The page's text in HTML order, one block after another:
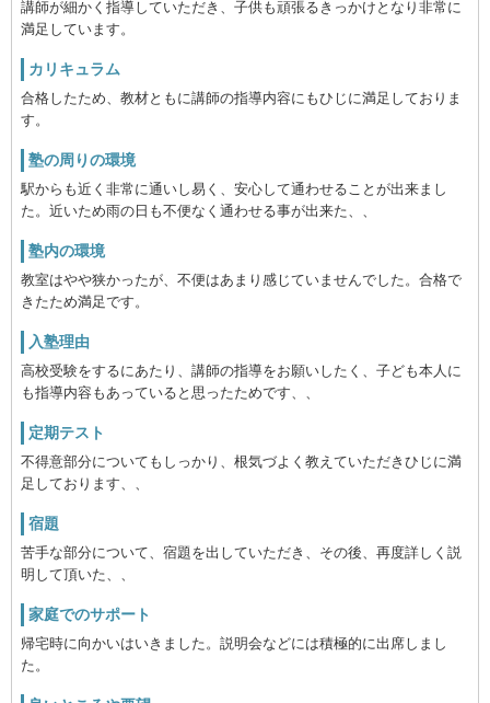
講師が細かく指導していただき、子供も頑張るきっかけとなり非常に
満足しています。
カリキュラム
合格したため、教材ともに講師の指導内容にもひじに満足しておりま
す。
塾の周りの環境
駅からも近く非常に通いし易く、安心して通わせることが出来まし
た。近いため雨の日も不便なく通わせる事が出来た、、
塾内の環境
教室はやや狭かったが、不便はあまり感じていませんでした。合格で
きたため満足です。
入塾理由
高校受験をするにあたり、講師の指導をお願いしたく、子ども本人に
も指導内容もあっていると思ったためです、、
定期テスト
不得意部分についてもしっかり、根気づよく教えていただきひじに満
足しております、、
宿題
苦手な部分について、宿題を出していただき、その後、再度詳しく説
明して頂いた、、
家庭でのサポート
帰宅時に向かいはいきました。説明会などには積極的に出席しまし
た。